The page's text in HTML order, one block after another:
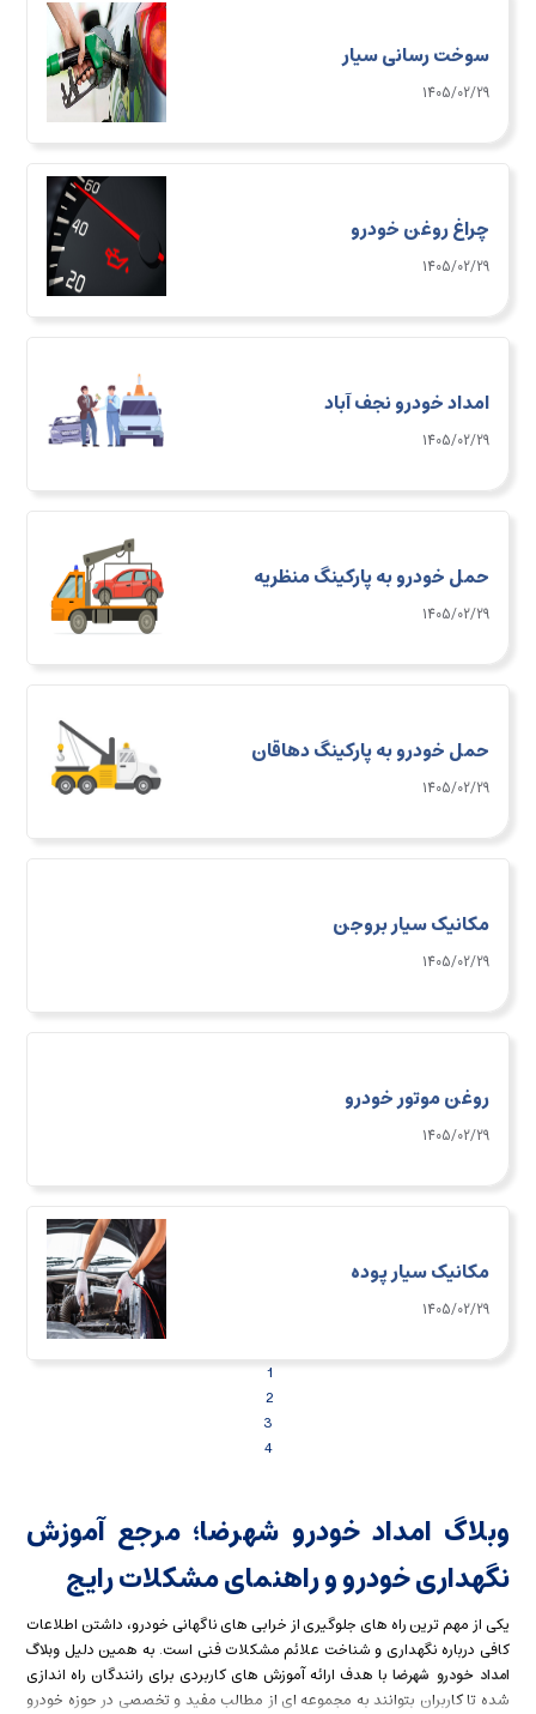
سوخت رسانی سیار
1405/02/29
چراغ روغن خودرو
1405/02/29
امداد خودرو نجف آباد
1405/02/29
حمل خودرو به پارکینگ منظریه
1405/02/29
حمل خودرو به پارکینگ دهاقان
1405/02/29
مکانیک سیار بروجن
1405/02/29
روغن موتور خودرو
1405/02/29
مکانیک سیار پوده
1405/02/29
1
2
3
4
وبلاگ امداد خودرو شهرضا؛ مرجع آموزش
نگهداری خودرو و راهنمای مشکلات رایج
یکی از مهم ترین راه های جلوگیری از خرابی های ناگهانی خودرو، داشتن اطلاعات
کافی درباره نگهداری و شناخت علائم مشکلات فنی است. به همین دلیل وبلاگ
امداد خودرو شهرضا با هدف ارائه آموزش های کاربردی برای رانندگان راه اندازی
شده تا کاربران بتوانند به مجموعه ای از مطالب مفید و تخصصی در حوزه خودرو